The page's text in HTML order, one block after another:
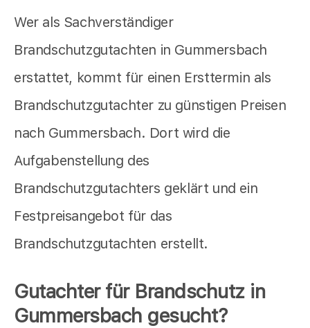
Wer als Sachverständiger
Brandschutzgutachten in Gummersbach
erstattet, kommt für einen Ersttermin als
Brandschutzgutachter zu günstigen Preisen
nach Gummersbach. Dort wird die
Aufgabenstellung des
Brandschutzgutachters geklärt und ein
Festpreisangebot für das
Brandschutzgutachten erstellt.
Gutachter für Brandschutz in
Gummersbach gesucht?